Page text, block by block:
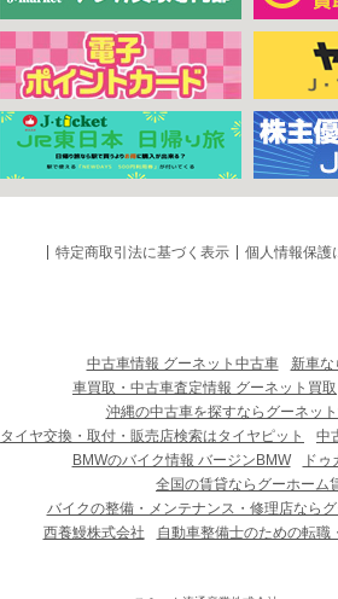
特定商取引法に基づく表示 個人情報保護
中古車情報 グーネット中古車 新車
車買取・中古車査定情報 グーネット買取
沖縄の中古車を探すならグーネッ
タイヤ交換・取付・販売店検索はタイヤピット
中
BMWのバイク情報 バージンBMW
ド
全国の賃貸ならグーホーム
バイクの整備・メンテナンス・修理店なら
西養鰻株式会社
自動車整備士のための転職